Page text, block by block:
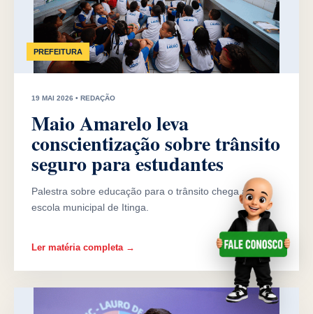
PREFEITURA
19 MAI 2026 • REDAÇÃO
Maio Amarelo leva
conscientização sobre trânsito
seguro para estudantes
Palestra sobre educação para o trânsito chega a uma
escola municipal de Itinga.
Ler matéria completa →